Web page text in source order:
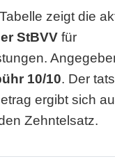
zeigt die
StBVV für
10/10. Der
ergibt sich
Zehntelsatz.